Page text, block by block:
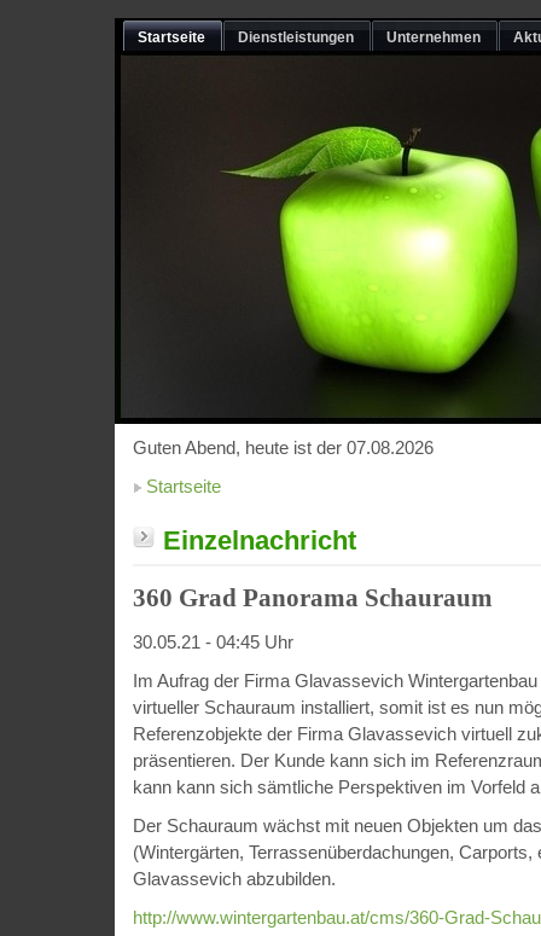
Startseite Dienstleistungen Unternehmen
Guten Abend, heute ist der 07.08.2026
Startseite
Einzelnachricht
360 Grad Panorama Schauraum
30.05.21 - 04:45 Uhr
Im Aufrag der Firma Glavassevich
virtueller Schauraum installiert, somit ist es nun
Referenzobjekte der Firma Glavassevich virtuell
präsentieren. Der Kunde kann sich im
kann kann sich sämtliche Perspektiven im Vorfeld
Der Schauraum wächst mit neuen Objekten um
(Wintergärten, Terrassenüberdachungen, Carports,
Glavassevich abzubilden.
http://www.wintergartenbau.at/cms/360-Grad-